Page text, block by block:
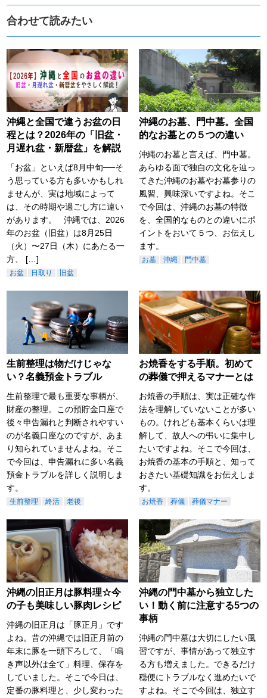
合わせて読みたい
沖縄と全国で違うお盆の日
程とは？2026年の「旧盆・
月遅れ盆・新暦盆」を解説
「お盆」といえば8月中旬──そ
う思っている方も多いかもしれ
ませんが、実は地域によって
は、その時期や過ごし方に違い
があります。 沖縄では、2026
年のお盆（旧盆）は8月25日
（火）〜27日（木）にあたる一
方、 […]
お盆 日取り 旧盆
沖縄のお墓、門中墓。全国
的なお墓との５つの違い
沖縄のお墓と言えば、門中墓。
あらゆる面で独自の文化を辿っ
てきた沖縄のお墓やお墓参りの
風習、興味深いですよね。そこ
で今回は、沖縄のお墓の特徴
を、全国的なものとの違いにポ
イントをおいて５つ、お伝えし
ます。
お墓 沖縄 門中墓
生前整理は物だけじゃな
い？名義預金トラブル
生前整理で最も重要な事柄が、
財産の整理。この預貯金口座で
後々申告漏れと判断されやすい
のが名義口座なのですが、あま
り知られていませんよね。そこ
で今回は、申告漏れに多い名義
預金トラブルを詳しく説明しま
す。
生前整理 終活 老後
お焼香をする手順。初めて
の葬儀で押えるマナーとは
お焼香の手順は、実は正確な作
法を理解していないことが多い
もの。けれども基本くらいは理
解して、故人への弔いに集中し
たいですよね。そこで今回は、
お焼香の基本の手順と、知って
おきたい基礎知識をお伝えしま
す。
お焼香 葬儀 葬儀マナー
沖縄の旧正月は豚料理☆今
の子も美味しい豚肉レシピ
沖縄の旧正月は「豚正月」です
よね。昔の沖縄では旧正月前の
年末に豚を一頭下ろして、「鳴
き声以外は全て」料理、保存を
していました。そこで今日は、
定番の豚料理と、少し変わった
沖縄の門中墓から独立した
い！動く前に注意する5つの
事柄
沖縄の門中墓は大切にしたい風
習ですが、事情があって独立す
る方も増えました。できるだけ
穏便にトラブルなく進めたいで
すよね。そこで今回は、独立す